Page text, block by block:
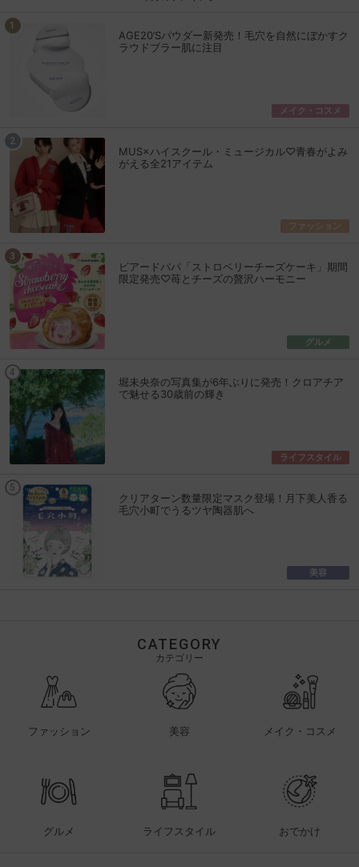
AGE20’Sパウダー新発売！毛穴を自然にぼかすク
ラウドブラー肌に注目
メイク・コスメ
MUS×ハイスクール・ミュージカル♡青春がよみ
がえる全21アイテム
ファッション
ビアードパパ「ストロベリーチーズケーキ」期間
限定発売♡苺とチーズの贅沢ハーモニー
グルメ
堀未央奈の写真集が6年ぶりに発売！クロアチア
で魅せる30歳前の輝き
ライフスタイル
クリアターン数量限定マスク登場！月下美人香る
毛穴小町でうるツヤ陶器肌へ
美容
CATEGORY
カテゴリー
ファッション 美容 メイク・コスメ
グルメ ライフスタイル おでかけ